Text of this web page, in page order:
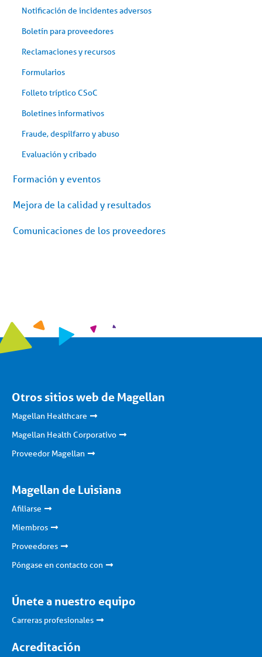
Notificación de incidentes adversos
Boletín para proveedores
Reclamaciones y recursos
Formularios
Folleto tríptico CSoC
Boletines informativos
Fraude, despilfarro y abuso
Evaluación y cribado
Formación y eventos
Mejora de la calidad y resultados
Comunicaciones de los proveedores
Otros sitios web de Magellan
Magellan Healthcare
Magellan Health Corporativo
Proveedor Magellan
Magellan de Luisiana
Afiliarse
Miembros
Proveedores
Póngase en contacto con
Únete a nuestro equipo
Carreras profesionales
Acreditación